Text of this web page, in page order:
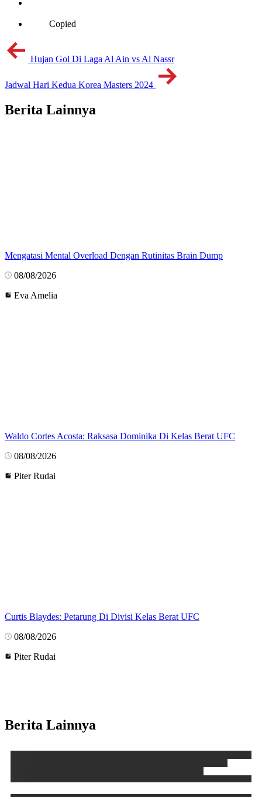
Copied
Hujan Gol Di Laga Al Ain vs Al Nassr
Jadwal Hari Kedua Korea Masters 2024
Berita Lainnya
Mengatasi Mental Overload Dengan Rutinitas Brain Dump
08/08/2026
Eva Amelia
Waldo Cortes Acosta: Raksasa Dominika Di Kelas Berat UFC
08/08/2026
Piter Rudai
Curtis Blaydes: Petarung Di Divisi Kelas Berat UFC
08/08/2026
Piter Rudai
Berita Lainnya